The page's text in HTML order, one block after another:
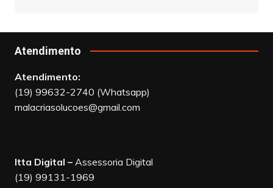
Atendimento
Atendimento:
(19) 99632-2740 (Whatsapp)
malacriasolucoes@gmail.com
Itta Digital – Assessoria Digital
(19) 99131-1969